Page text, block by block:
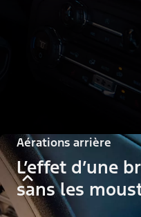
Aérations arrière
L’effet d’une
sans les